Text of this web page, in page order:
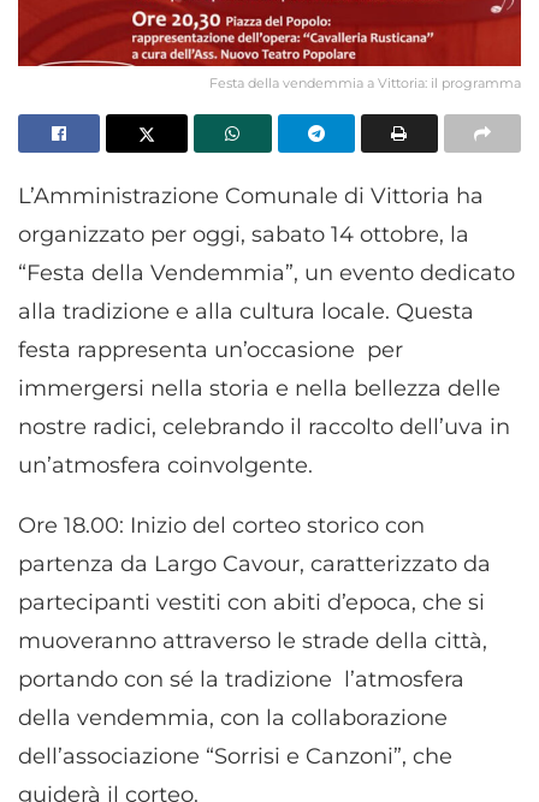
Festa della vendemmia a Vittoria: il programma
L’Amministrazione Comunale di Vittoria ha
organizzato per oggi, sabato 14 ottobre, la
“Festa della Vendemmia”, un evento dedicato
alla tradizione e alla cultura locale. Questa
festa rappresenta un’occasione per
immergersi nella storia e nella bellezza delle
nostre radici, celebrando il raccolto dell’uva in
un’atmosfera coinvolgente.
Ore 18.00: Inizio del corteo storico con
partenza da Largo Cavour, caratterizzato da
partecipanti vestiti con abiti d’epoca, che si
muoveranno attraverso le strade della città,
portando con sé la tradizione l’atmosfera
della vendemmia, con la collaborazione
dell’associazione “Sorrisi e Canzoni”, che
guiderà il corteo.